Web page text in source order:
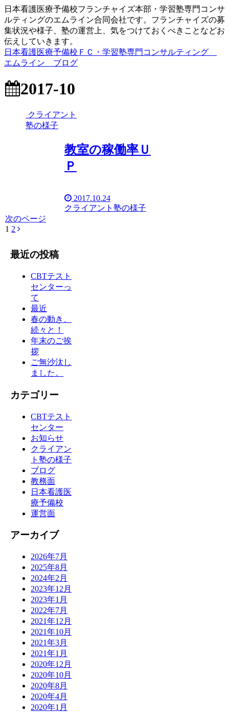
日本看護医療予備校フランチャイズ本部・学習塾専門コンサ
ルティングのエムライン合同会社です。フランチャイズの募
集状況や様子、塾の運営上、気をつけておくべきことなどお
伝えしていきます。
日本看護医療予備校ＦＣ・学習塾専門コンサルティング
エムライン ブログ
2017-10
クライアント
塾の様子
教室の稼働率Ｕ
Ｐ
2017.10.24
クライアント塾の様子
次のページ
1 2
最近の投稿
CBTテスト
センターっ
て
最近
春の動き、
続々と！
年末のご挨
拶
ご無沙汰し
ました。
カテゴリー
CBTテスト
センター
お知らせ
クライアン
ト塾の様子
ブログ
教務面
日本看護医
療予備校
運営面
アーカイブ
2026年7月
2025年8月
2024年2月
2023年12月
2023年1月
2022年7月
2021年12月
2021年10月
2021年3月
2021年1月
2020年12月
2020年10月
2020年8月
2020年4月
2020年1月